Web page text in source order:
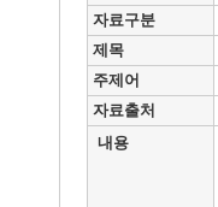
자료구분
제목
주제어
자료출처
내용